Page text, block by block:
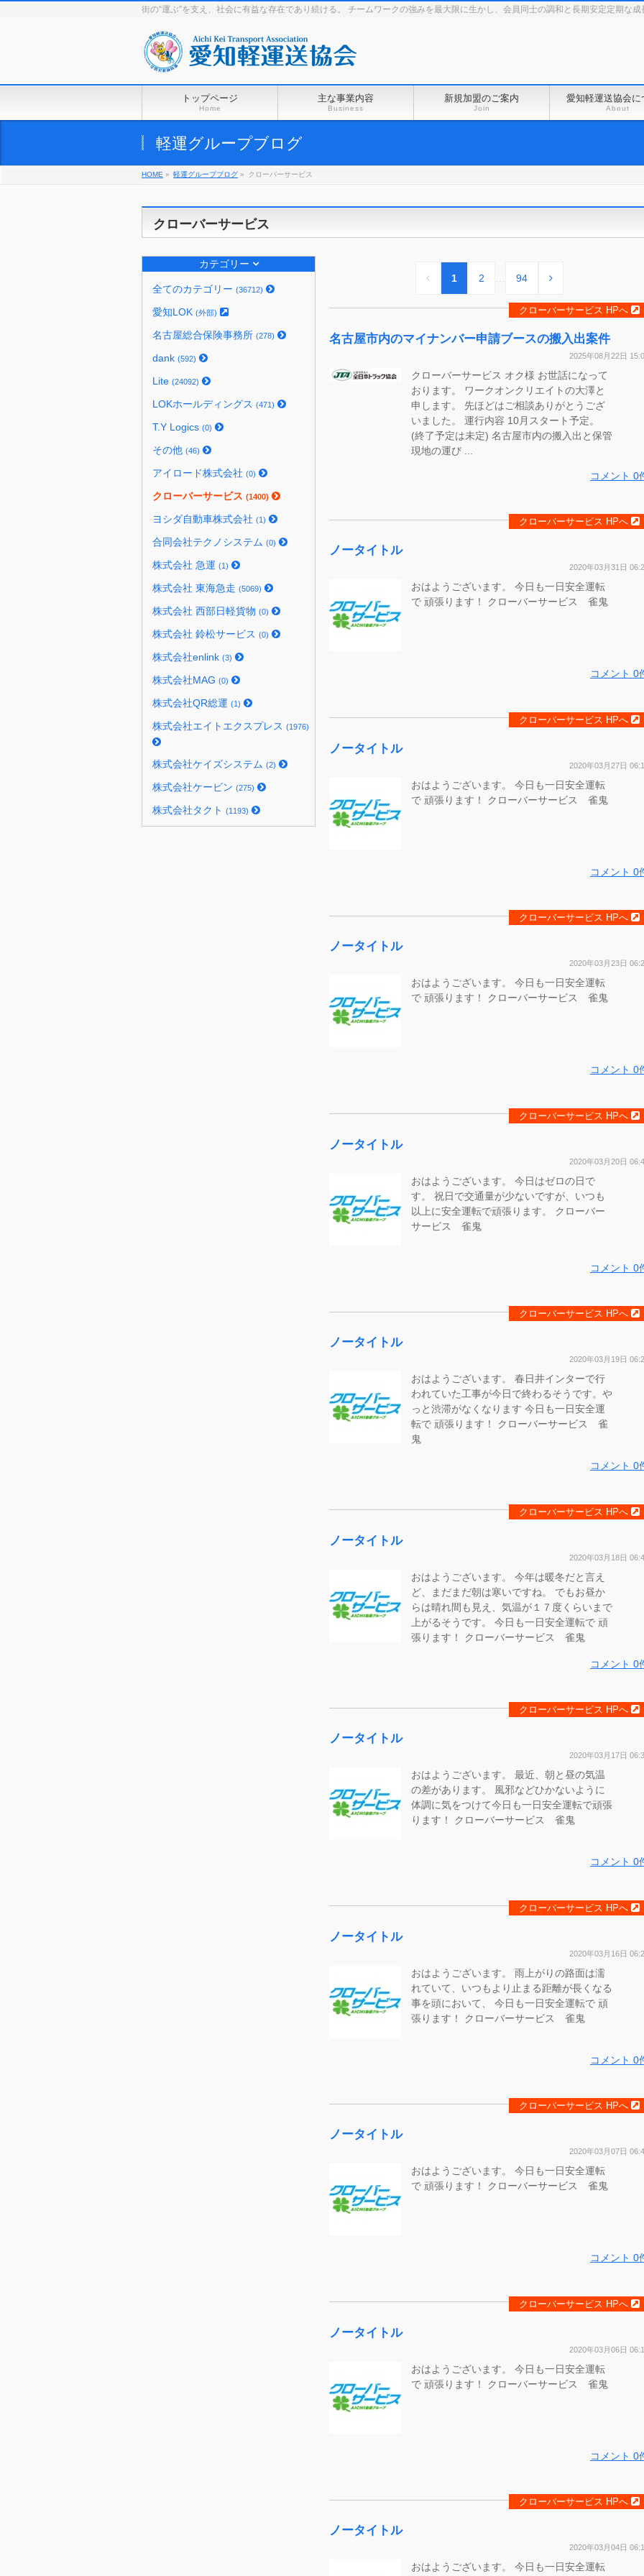
街の“運ぶ”を支え、社会に有益な存在であり続ける。 チームワークの強みを最大限に生かし、会員同士の調和と長期安定定期な
トップページ
Home
主な事業内容
Business
新規加盟のご案内
Join
愛知軽運送協会に
About
軽運グループブログ
HOME » 軽運グループブログ » クローバーサービス
クローバーサービス
カテゴリー
全てのカテゴリー (36712)
愛知LOK (外部)
名古屋総合保険事務所 (278)
dank (592)
Lite (24092)
LOKホールディングス (471)
T.Y Logics (0)
その他 (46)
アイロード株式会社 (0)
クローバーサービス (1400)
ヨシダ自動車株式会社 (1)
合同会社テクノシステム (0)
株式会社 急運 (1)
株式会社 東海急走 (5069)
株式会社 西部日軽貨物 (0)
株式会社 鈴松サービス (0)
株式会社enlink (3)
株式会社MAG (0)
株式会社QR総運 (1)
株式会社エイトエクスプレス (1976)
株式会社ケイズシステム (2)
株式会社ケービン (275)
株式会社タクト (1193)
1 2 94
名古屋市内のマイナンバー申請ブースの搬入出案件
クローバーサービス HPへ
2025年08月22日
クローバーサービス オク様 お世話になって
おります。 ワークオンクリエイトの大澤と
申します。 先ほどはご相談ありがとうござ
いました。 運行内容 10月スタート予定。
(終了予定は未定) 名古屋市内の搬入出と保管
現地の運び ...
コメント 0
ノータイトル
クローバーサービス HPへ
2020年03月31日
おはようございます。 今日も一日安全運転
で 頑張ります！ クローバーサービス 雀鬼
コメント 0
ノータイトル
クローバーサービス HPへ
2020年03月27日
おはようございます。 今日も一日安全運転
で 頑張ります！ クローバーサービス 雀鬼
コメント 0
ノータイトル
クローバーサービス HPへ
2020年03月23日
おはようございます。 今日も一日安全運転
で 頑張ります！ クローバーサービス 雀鬼
コメント 0
ノータイトル
クローバーサービス HPへ
2020年03月20日
おはようございます。 今日はゼロの日で
す。 祝日で交通量が少ないですが、いつも
以上に安全運転で頑張ります。 クローバー
サービス 雀鬼
コメント 0
ノータイトル
クローバーサービス HPへ
2020年03月19日
おはようございます。 春日井インターで行
われていた工事が今日で終わるそうです。や
っと渋滞がなくなります 今日も一日安全運
転で 頑張ります！ クローバーサービス 雀
鬼
コメント 0
ノータイトル
クローバーサービス HPへ
2020年03月18日
おはようございます。 今年は暖冬だと言え
ど、まだまだ朝は寒いですね。 でもお昼か
らは晴れ間も見え、気温が１７度くらいまで
上がるそうです。 今日も一日安全運転で 頑
張ります！ クローバーサービス 雀鬼
コメント 0
ノータイトル
クローバーサービス HPへ
2020年03月17日
おはようございます。 最近、朝と昼の気温
の差があります。 風邪などひかないように
体調に気をつけて今日も一日安全運転で頑張
ります！ クローバーサービス 雀鬼
コメント 0
ノータイトル
クローバーサービス HPへ
2020年03月16日
おはようございます。 雨上がりの路面は濡
れていて、いつもより止まる距離が長くなる
事を頭において、 今日も一日安全運転で 頑
張ります！ クローバーサービス 雀鬼
コメント 0
ノータイトル
クローバーサービス HPへ
2020年03月07日
おはようございます。 今日も一日安全運転
で 頑張ります！ クローバーサービス 雀鬼
コメント 0
ノータイトル
クローバーサービス HPへ
2020年03月06日
おはようございます。 今日も一日安全運転
で 頑張ります！ クローバーサービス 雀鬼
コメント 0
ノータイトル
クローバーサービス HPへ
2020年03月04日
おはようございます。 今日も一日安全運転